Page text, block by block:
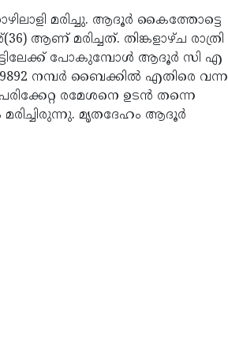
മരിച്ചു. ആദൂര്‍ കൈത്തോട്ടെ
ആണ് മരിച്ചത്. തിങ്കളാഴ്ച രാത്രി
പോകുമ്പോള്‍ ആദൂര്‍ സി എ
നമ്പര്‍ ബൈക്കില്‍ എതിരെ വന്ന
രമേശനെ ഉടന്‍ തന്നെ
മൃതദേഹം ആദൂര്‍